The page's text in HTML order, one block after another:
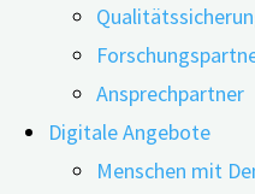
Ansprechpartner
Digitale Angebote
Menschen mit
Inwiefern sind mobile
Gesundheitsmaßnahmen
Smartphone mit